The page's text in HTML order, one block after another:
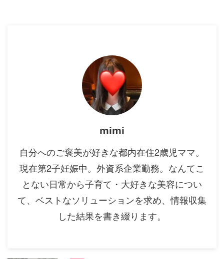
mimi
自分へのご褒美が好きな都内在住2歳児ママ。
現在第2子妊娠中。外資系企業勤務。なんてこ
とない日常から子育て・大好きな美容につい
て、ベストなソリューションを求め、情報収集
した結果を書き綴ります。